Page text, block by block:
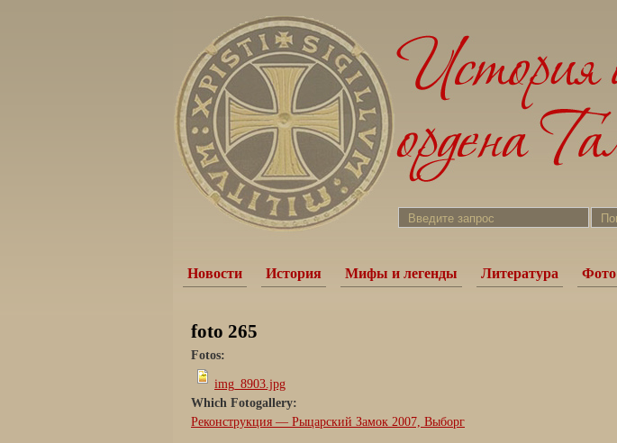
Новости История Мифы и легенды Литература Фото
foto 265
Fotos:
img_8903.jpg
Which Fotogallery:
Реконструкция — Рыцарский Замок 2007, Выборг